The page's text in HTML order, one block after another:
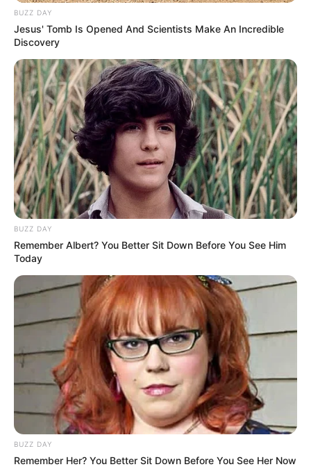
BUZZ DAY
Jesus' Tomb Is Opened And Scientists Make An Incredible
Discovery
BUZZ DAY
Remember Albert? You Better Sit Down Before You See Him
Today
BUZZ DAY
Remember Her? You Better Sit Down Before You See Her Now